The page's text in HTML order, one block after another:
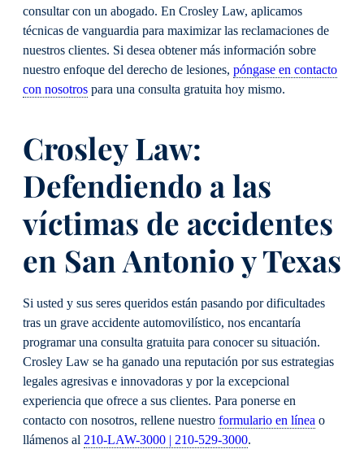
consultar con un abogado. En Crosley Law, aplicamos
técnicas de vanguardia para maximizar las reclamaciones de
nuestros clientes. Si desea obtener más información sobre
nuestro enfoque del derecho de lesiones, póngase en contacto
con nosotros para una consulta gratuita hoy mismo.
Crosley Law:
Defendiendo a las
víctimas de accidentes
en San Antonio y Texas
Si usted y sus seres queridos están pasando por dificultades
tras un grave accidente automovilístico, nos encantaría
programar una consulta gratuita para conocer su situación.
Crosley Law se ha ganado una reputación por sus estrategias
legales agresivas e innovadoras y por la excepcional
experiencia que ofrece a sus clientes. Para ponerse en
contacto con nosotros, rellene nuestro formulario en línea o
llámenos al 210-LAW-3000 | 210-529-3000.